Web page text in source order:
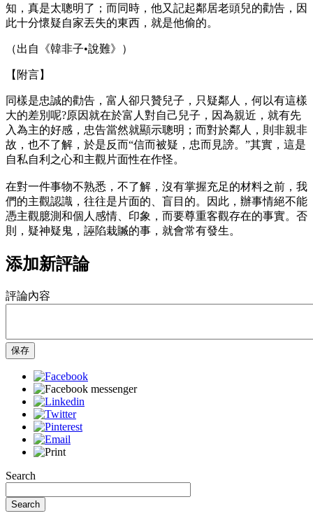
知，真是太聰明了；而同時，他又記起鄰居老頭兒的勸告，因
此十分懷疑自家丟失的東西，就是他偷的。
（出自《韓非子•說難》）
【附言】
同樣是忠誠的勸告，富人卻只贊兒子，只疑鄰人，何以有這樣
大的差別呢?原因就在於富人對自己兒子，因為親近，就有先
入為主的好感，忠告當然就顯示聰明；而對於鄰人，則非親非
故，也不了解，於是反而“信而被疑，忠而見謗。”其實，這是
自私自利之心和主觀片面性在作怪。
在對一件事物不熟悉，不了解，沒有掌握充足的材料之前，我
們的主觀認識，往往是片面的、盲目的。因此，辦事情絕不能
憑主觀臆測和個人感情、印象，而要尊重客觀存在的事實。否
則，疑神疑鬼，誣陷栽贓的事，就會常有發生。
添加新評論
評論內容
保存
Search
Search